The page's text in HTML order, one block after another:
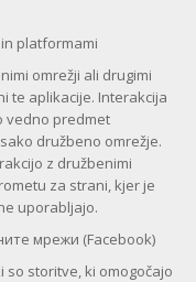
platformami
omrežji ali drugimi
te aplikacije. Interakcija
vedno predmet
družbeno omrežje.
z družbenimi
za strani, kjer je
uporabljajo.
мрежи (Facebook)
so storitve, ki omogočajo